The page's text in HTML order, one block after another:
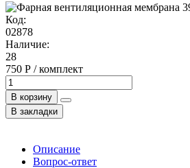
Код:
02878
Наличие:
28
750 Р / комплект
В корзину
В закладки
Описание
Вопрос-ответ